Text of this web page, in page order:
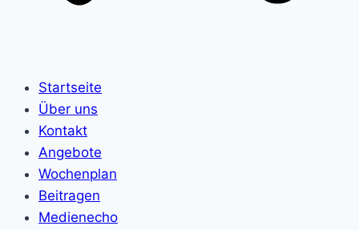
Startseite
Über uns
Kontakt
Angebote
Wochenplan
Beitragen
Medienecho